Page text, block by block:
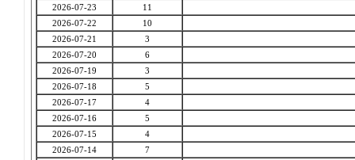
2026-07-23
11
2026-07-22
10
2026-07-21
3
2026-07-20
6
2026-07-19
3
2026-07-18
5
2026-07-17
4
2026-07-16
5
2026-07-15
4
2026-07-14
7